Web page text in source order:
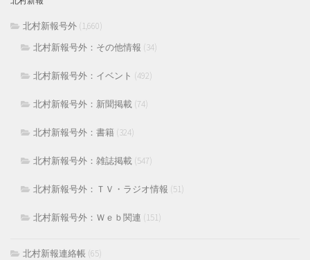
北村新報号外 (1,660)
北村新報号外：その他情報 (34)
北村新報号外：イベント (492)
北村新報号外：新聞掲載 (74)
北村新報号外：書籍 (324)
北村新報号外：雑誌掲載 (547)
北村新報号外：ＴＶ・ラジオ情報 (51)
北村新報号外：Ｗｅｂ関連 (151)
北村新報連絡帳 (65)